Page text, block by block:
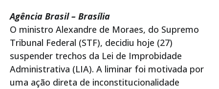
Agência Brasil – Brasília
O ministro Alexandre de Moraes, do Supremo
Tribunal Federal (STF), decidiu hoje (27)
suspender trechos da Lei de Improbidade
Administrativa (LIA). A liminar foi motivada por
uma ação direta de inconstitucionalidade